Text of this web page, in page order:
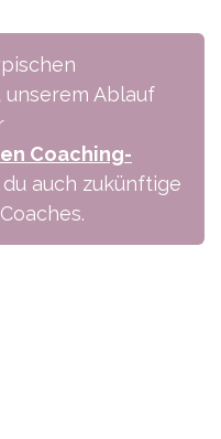
Ablauf
Coaching-
auch zukünftige